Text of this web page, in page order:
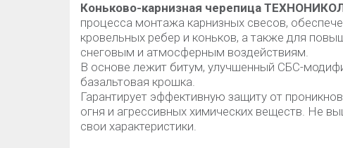
Коньково-карнизная черепица
процесса монтажа карнизных свесов,
кровельных ребер и коньков, а также для
снеговым и атмосферным воздействиям.
В основе лежит битум, улучшенный СБС-
базальтовая крошка.
Гарантирует эффективную защиту от
огня и агрессивных химических веществ. Не
свои характеристики.